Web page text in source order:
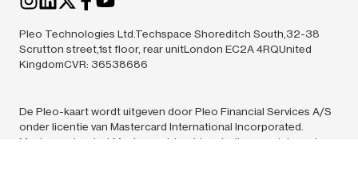
Pleo Technologies Ltd.Techspace Shoreditch South,32-38
Scrutton street,1st floor, rear unitLondon EC2A 4RQUnited
KingdomCVR: 36538686
De Pleo-kaart wordt uitgeven door Pleo Financial Services A/S
onder licentie van Mastercard International Incorporated.
Mastercard en het Mastercard-beeldmerk zijn geregistreerde